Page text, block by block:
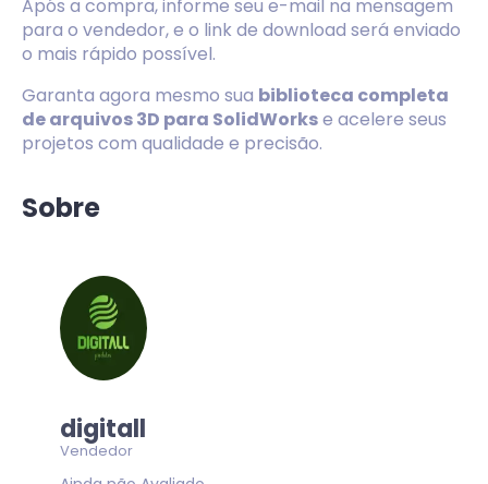
Após a compra, informe seu e-mail na mensagem
para o vendedor, e o link de download será enviado
o mais rápido possível.
Garanta agora mesmo sua biblioteca completa
de arquivos 3D para SolidWorkse acelere seus
projetos com qualidade e precisão.
Sobre
digitall
Vendedor